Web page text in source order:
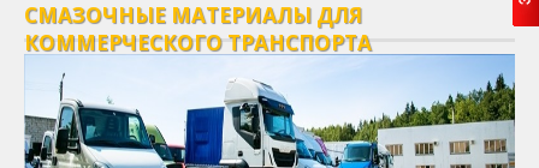
СМАЗОЧНЫЕ МАТЕРИАЛЫ ДЛЯ
КОММЕРЧЕСКОГО ТРАНСПОРТА